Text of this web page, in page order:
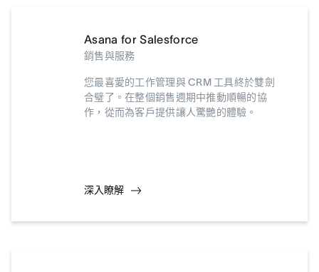
Asana for Salesforce
銷售與服務
您最喜愛的工作管理與 CRM 工具終於雙劍
合璧了。在整個銷售週期中推動順暢的協
作，從而為客戶提供讓人驚艷的體驗。
深入瞭解